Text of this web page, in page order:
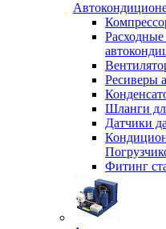
Ресиверы
Шланги
Датчики
Фитинг